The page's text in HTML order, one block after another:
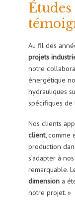
Études
Au fil des
projets
notre
énergétique
hydrauliques
spécifiques de
Nos clients
client, comme
production
s’adapter à
remarquable.
dimensiona
notre projet. »